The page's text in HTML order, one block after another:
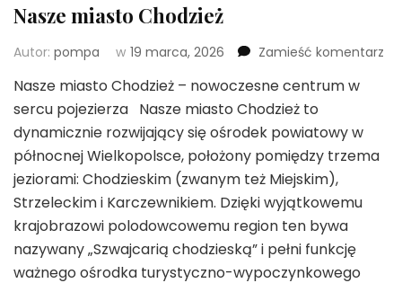
Nasze miasto Chodzież
Autor: pompa w 19 marca, 2026 Zamieść komentarz
Nasze miasto Chodzież – nowoczesne centrum w
sercu pojezierza Nasze miasto Chodzież to
dynamicznie rozwijający się ośrodek powiatowy w
północnej Wielkopolsce, położony pomiędzy trzema
jeziorami: Chodzieskim (zwanym też Miejskim),
Strzeleckim i Karczewnikiem. Dzięki wyjątkowemu
krajobrazowi polodowcowemu region ten bywa
nazywany „Szwajcarią chodzieską” i pełni funkcję
ważnego ośrodka turystyczno-wypoczynkowego